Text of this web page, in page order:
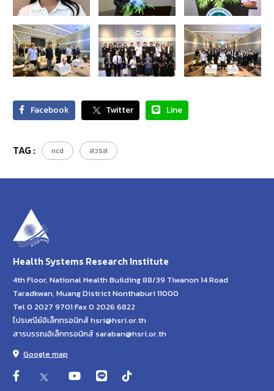
Facebook Twitter Line
TAG : ncd สวรส
Health Systems Research Institute
4th Floor, National Health Building 88/39 Tiwanon 14 Road
Taradkwan, Muang District Nonthaburi 11000
Tel 0 2027 9701 Fax 0 2026 6822
ไปรษณีย์อิเล็กทรอนิกส์ hsri@hsri.or.th
สารบรรณอิเล็กทรอนิกส์ saraban@hsri.or.th
Google map